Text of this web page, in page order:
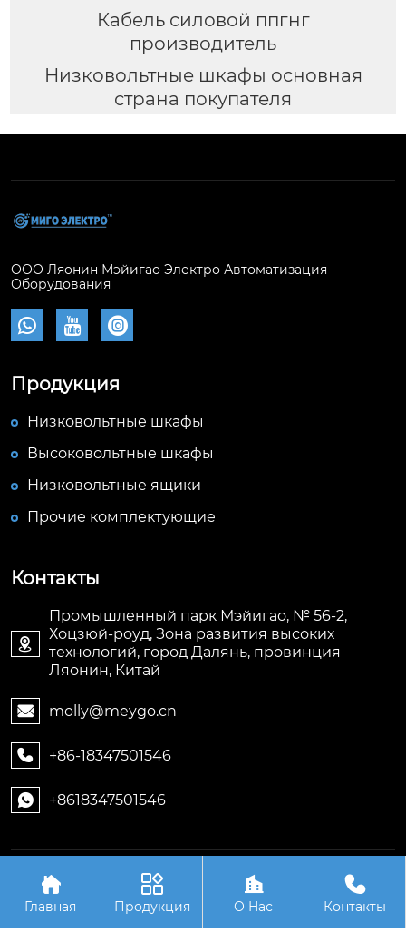
Кабель силовой ппгнг
производитель
Низковольтные шкафы основная
страна покупателя
ООО Ляонин Мэйигао Электро Автоматизация
Оборудования
  
Продукция
Низковольтные шкафы
Высоковольтные шкафы
Низковольтные ящики
Прочие комплектующие
Контакты

Промышленный парк Мэйигао, № 56-2,
Хоцзюй-роуд, Зона развития высоких
технологий, город Далянь, провинция
Ляонин, Китай
 molly@meygo.cn
 +86-18347501546
 +8618347501546
Авторское право©ООО Ляонин Мэйигао Электро
Автоматизация Оборудования

Главная

Продукция

О Hас

Контакты